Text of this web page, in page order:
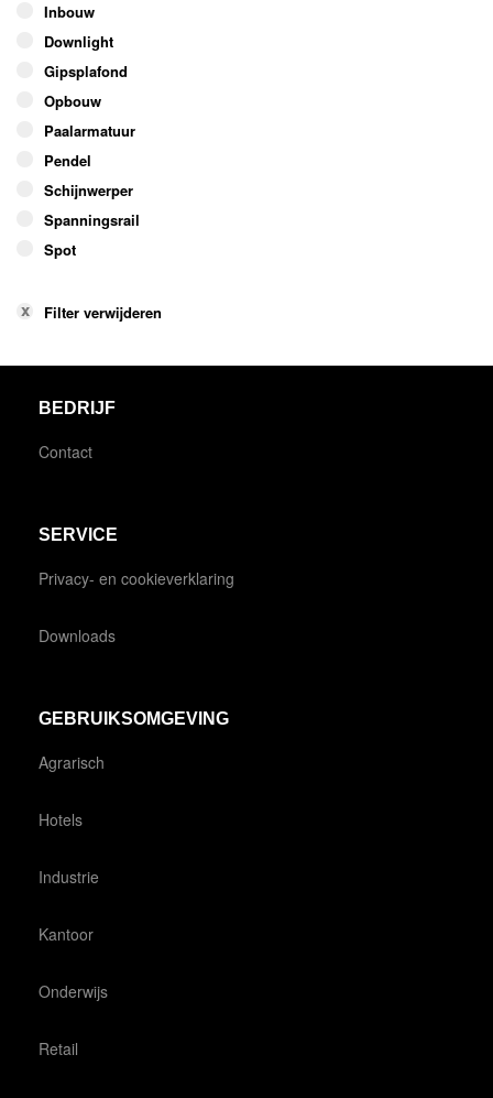
Inbouw
Downlight
Gipsplafond
Opbouw
Paalarmatuur
Pendel
Schijnwerper
Spanningsrail
Spot
Filter verwijderen
BEDRIJF
Contact
SERVICE
Privacy- en cookieverklaring
Downloads
GEBRUIKSOMGEVING
Agrarisch
Hotels
Industrie
Kantoor
Onderwijs
Retail